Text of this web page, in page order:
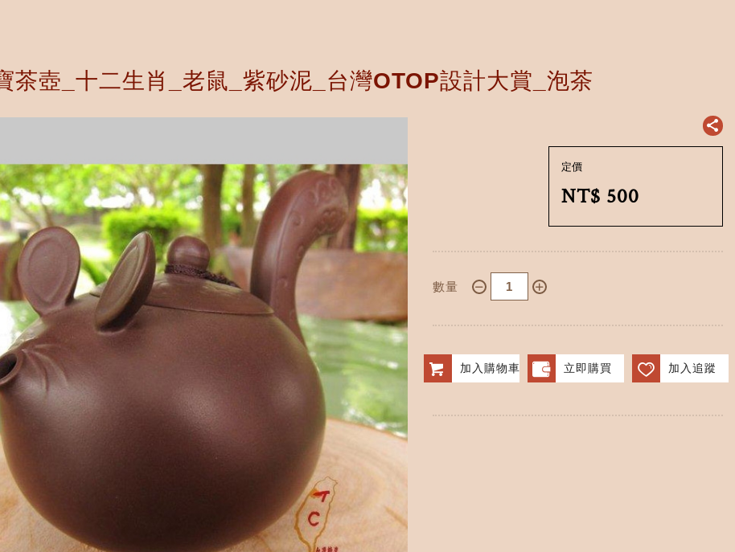
茶壺_十二生肖_老鼠_紫砂泥_台灣OTOP設計大賞_泡茶
定價
NT$ 500
數量
加入購物車 立即購買 加入追蹤